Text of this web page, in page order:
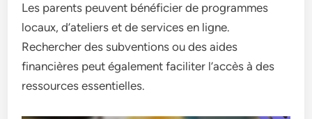
Les parents peuvent bénéficier de programmes
locaux, d’ateliers et de services en ligne.
Rechercher des subventions ou des aides
financières peut également faciliter l’accès à des
ressources essentielles.